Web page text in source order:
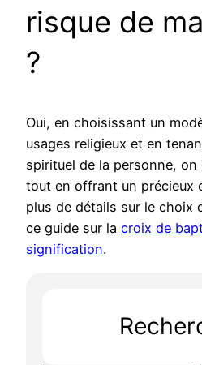
risque de
?
Oui, en choisissant un
usages religieux et en
spirituel de la personne,
tout en offrant un précieux
plus de détails sur le choix
ce guide sur la croix de
signification.